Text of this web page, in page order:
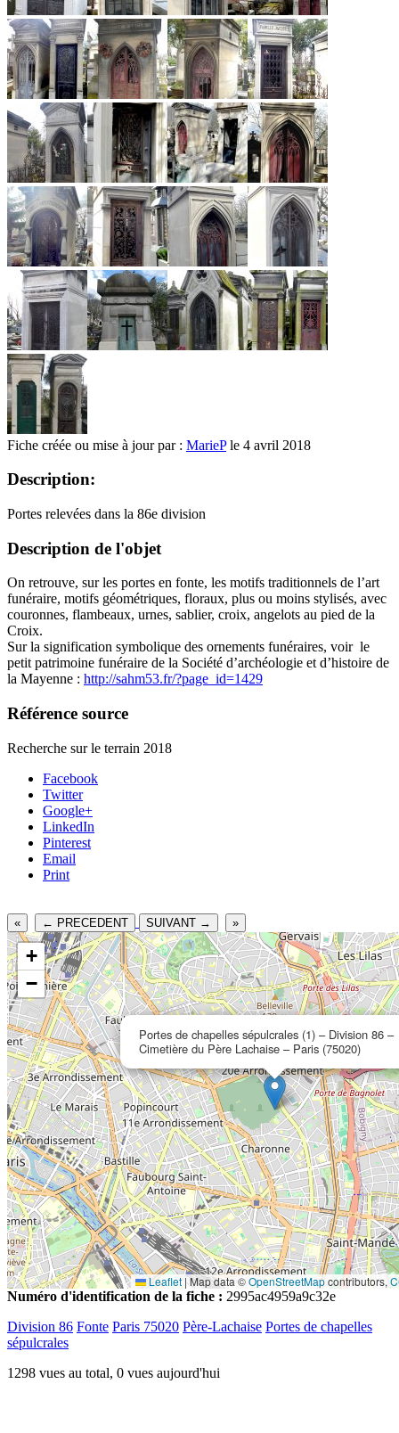
Fiche créée ou mise à jour par : MariePle 4 avril 2018
Description:
Portes relevées dans la 86e division
Description de l'objet
On retrouve, sur les portes en fonte, les motifs traditionnels de l’art
funéraire, motifs géométriques, floraux, plus ou moins stylisés, avec
couronnes, flambeaux, urnes, sablier, croix, angelots au pied de la
Croix.
Sur la signification symbolique des ornements funéraires, voir le
petit patrimoine funéraire de la Société d’archéologie et d’histoire de
la Mayenne : http://sahm53.fr/?page_id=1429
Référence source
Recherche sur le terrain 2018
Facebook
Twitter
Google+
LinkedIn
Pinterest
Email
Print
« ← PRECEDENT SUIVANT → »
Portes de chapelles sépulcrales (1) – Division 86 –
Cimetière du Père Lachaise – Paris (75020)
+
−
Leaflet | Map data ©OpenStreetMapcontributors,
Numéro d'identification de la fiche : 2995ac4959a9c32e
Division 86 Fonte Paris 75020 Père-Lachaise Portes de chapelles
sépulcrales
1298 vues au total, 0 vues aujourd'hui